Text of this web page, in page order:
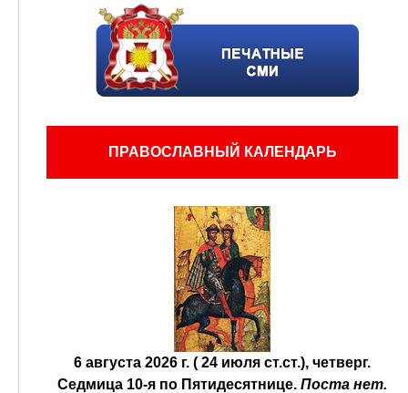
ПРАВОСЛАВНЫЙ КАЛЕНДАРЬ
6 августа 2026 г. ( 24 июля ст.ст.), четверг.
Седмица 10-я по Пятидесятнице. Поста нет.